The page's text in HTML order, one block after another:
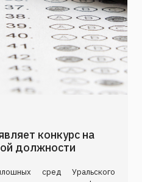
конкурс на
должности
сред Уральского